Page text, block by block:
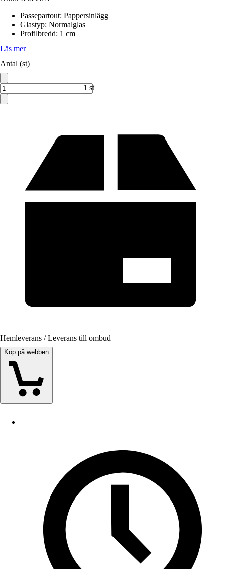
Passepartout: Pappersinlägg
Glastyp: Normalglas
Profilbredd: 1 cm
Läs mer
Antal (st)
1 st
Hemleverans / Leverans till ombud
Köp på webben